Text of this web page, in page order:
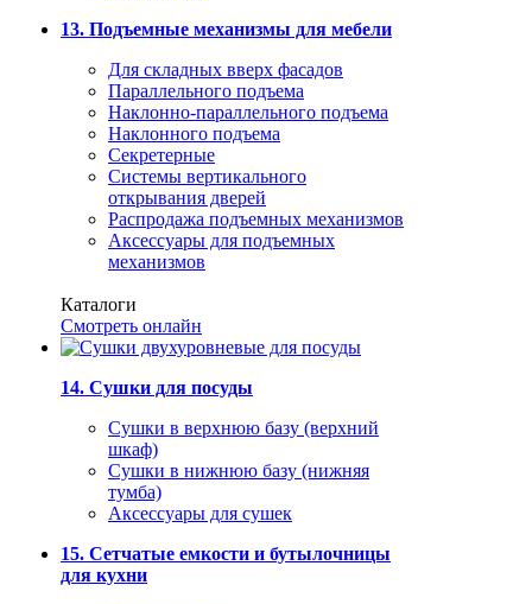
13. Подъемные механизмы для мебели
Для складных вверх фасадов
Параллельного подъема
Наклонно-параллельного подъема
Наклонного подъема
Секретерные
Системы вертикального
открывания дверей
Распродажа подъемных механизмов
Аксессуары для подъемных
механизмов
Каталоги
Смотреть онлайн
14. Сушки для посуды
Сушки в верхнюю базу (верхний
шкаф)
Сушки в нижнюю базу (нижняя
тумба)
Аксессуары для сушек
15. Сетчатые емкости и бутылочницы
для кухни